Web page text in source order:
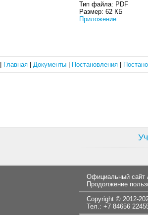
Тип файла: PDF
Размер: 62 КБ
Приложение
Главная Документы Постановления
Официальный сайт
Продолжение
Copyright © 2012-
Тел.: +7 84656